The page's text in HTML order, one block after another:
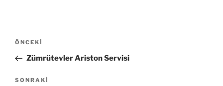
Yazı
Önceki
Yazı
ÖNCEKI
Zümrütevler Ariston Servisi
Sonraki
SONRAKI